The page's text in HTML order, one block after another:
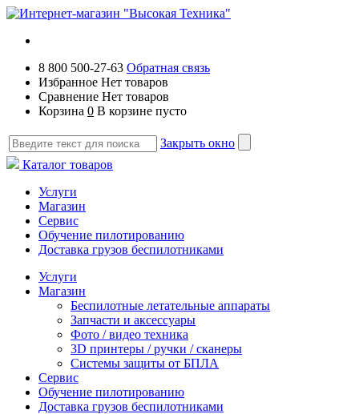
8 800 500-27-63 Обратная связь
Избранное Нет товаров
Сравнение Нет товаров
Корзина 0 В корзине пусто
Закрыть окно
Каталог товаров
Услуги
Магазин
Сервис
Обучение пилотированию
Доставка грузов беспилотниками
Услуги
Магазин
Беспилотные летательные аппараты
Запчасти и аксессуары
Фото / видео техника
3D принтеры / ручки / сканеры
Системы защиты от БПЛА
Сервис
Обучение пилотированию
Доставка грузов беспилотниками